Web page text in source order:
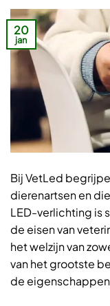
20
jan
Bij VetLed
dierenartsen en
LED-verlichting is
de eisen van
het welzijn van
van het grootste
de